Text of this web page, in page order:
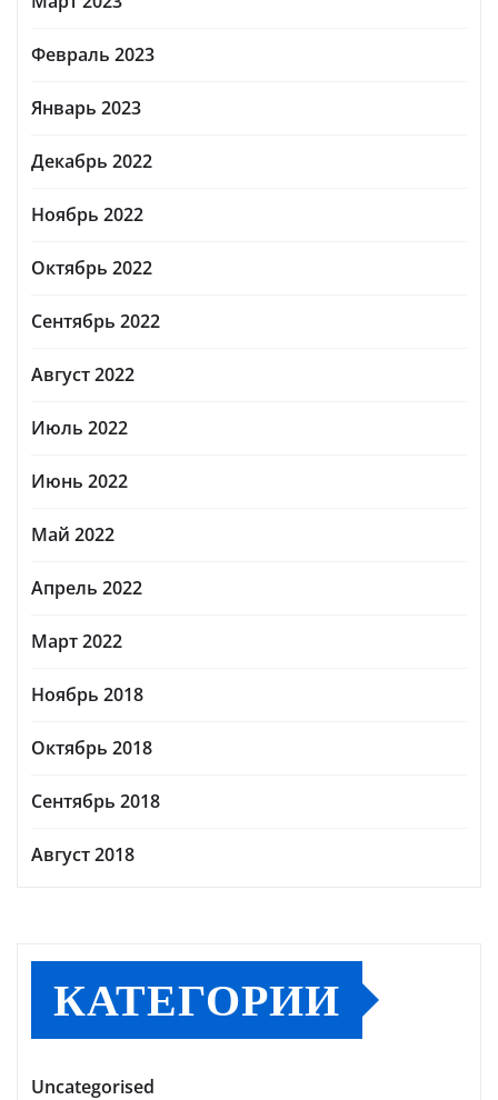
Февраль 2023
Январь 2023
Декабрь 2022
Ноябрь 2022
Октябрь 2022
Сентябрь 2022
Август 2022
Июль 2022
Июнь 2022
Май 2022
Апрель 2022
Март 2022
Ноябрь 2018
Октябрь 2018
Сентябрь 2018
Август 2018
КАТЕГОРИИ
Uncategorised